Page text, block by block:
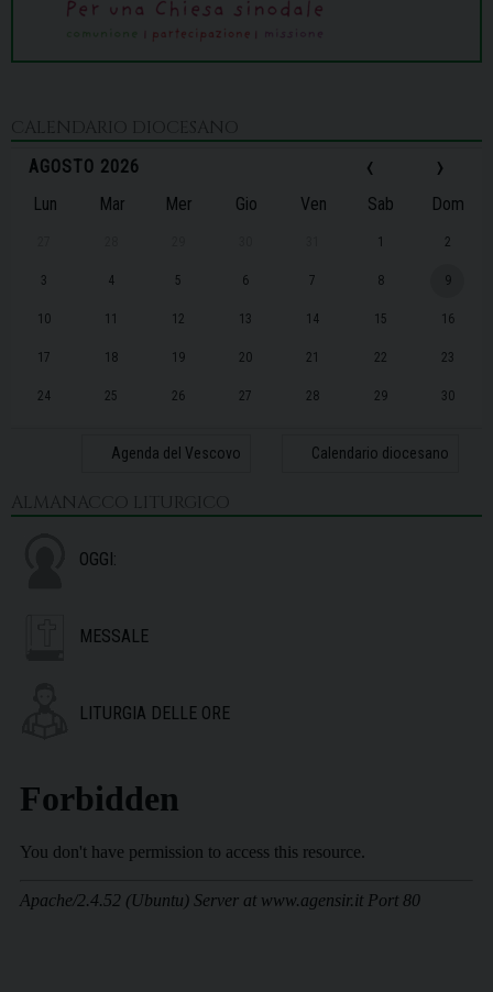
CALENDARIO DIOCESANO
‹
AGOSTO 2026 ›
Lun Mar Mer Gio Ven Sab Dom
1 2
3 4 5 6 7 8 9
10 11 12 13 14 15 16
17 18 19 20 21 22 23
24 25 26 27 28 29 30
Agenda del Vescovo Calendario diocesano
ALMANACCO LITURGICO
OGGI:
MESSALE
LITURGIA DELLE ORE